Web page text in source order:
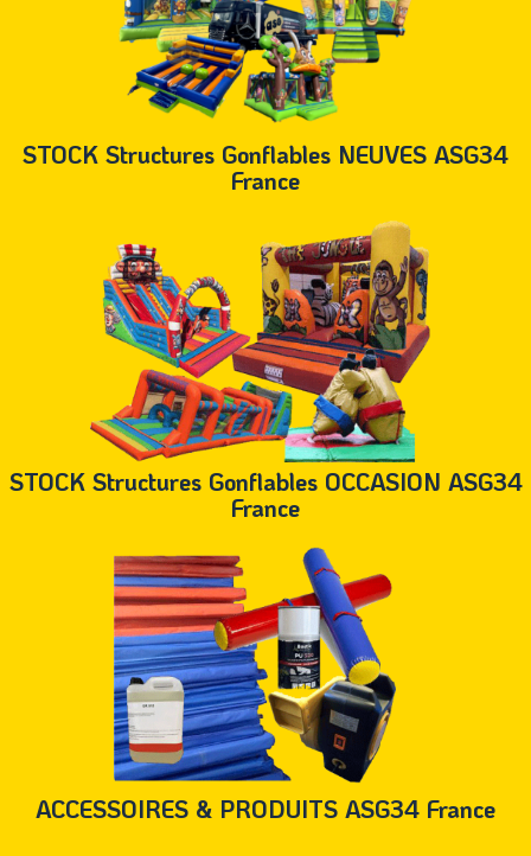
STOCK Structures Gonflables NEUVES ASG34
France
STOCK Structures Gonflables OCCASION ASG34
France
ACCESSOIRES & PRODUITS ASG34 France